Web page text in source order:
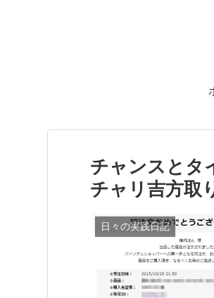
チャンスとタ
チャリ吉方取
日々の実践日記